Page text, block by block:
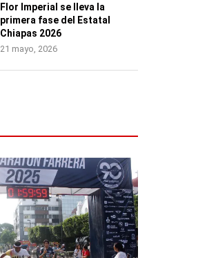
Flor Imperial se lleva la
primera fase del Estatal
Chiapas 2026
21 mayo, 2026